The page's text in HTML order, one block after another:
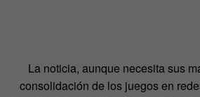
La noticia, aunque necesita sus
consolidación de los juegos en